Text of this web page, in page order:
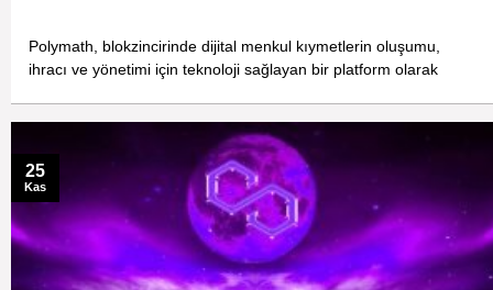
Polymath, blokzincirinde dijital menkul kıymetlerin oluşumu,
ihracı ve yönetimi için teknoloji sağlayan bir platform olarak
25
Kas